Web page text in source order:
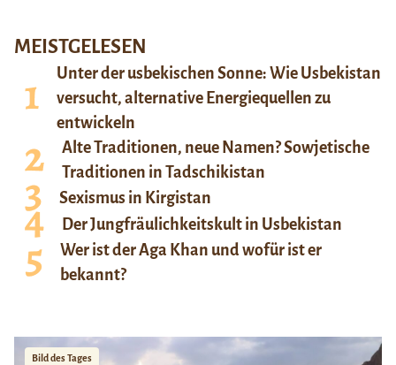
MEISTGELESEN
Unter der usbekischen Sonne: Wie Usbekistan
versucht, alternative Energiequellen zu
entwickeln
Alte Traditionen, neue Namen? Sowjetische
Traditionen in Tadschikistan
Sexismus in Kirgistan
Der Jungfräulichkeitskult in Usbekistan
Wer ist der Aga Khan und wofür ist er
bekannt?
Bild des Tages